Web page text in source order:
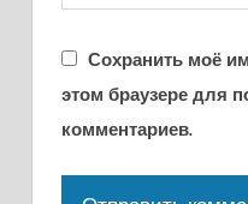
Сохранить моё
этом браузере для
комментариев.